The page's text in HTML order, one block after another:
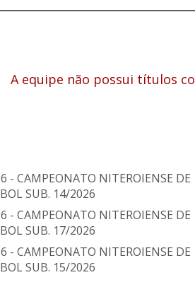
A equipe não possui títulos
- CAMPEONATO NITEROIENSE DE
SUB. 14/2026
- CAMPEONATO NITEROIENSE DE
SUB. 17/2026
- CAMPEONATO NITEROIENSE DE
SUB. 15/2026